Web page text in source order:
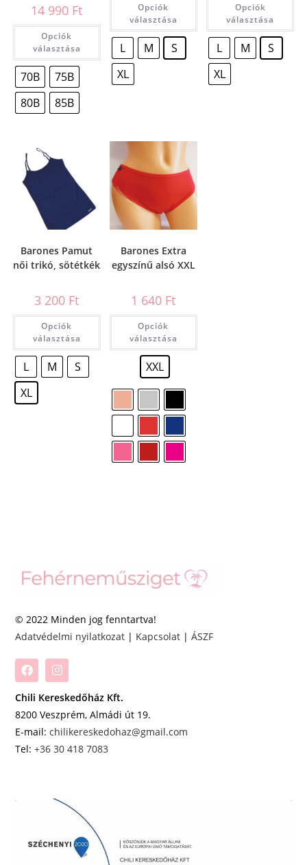
14 990 Ft
Opciók
választása
70B
75B
80B
85B
Opciók
választása
L M
S
XL
Opciók
választása
L M
S
XL
Barones Pamut
női trikó, sötétkék
3 200 Ft
Opciók
választása
L M
S
XL
Barones Extra
egyszínű alsó XXL
1 640 Ft
Opciók
választása
XXL
© 2022 Minden jog fenntartva!
Adatvédelmi nyilatkozat | Kapcsolat |ÁSZF
Chili Kereskedőház Kft.
8200 Veszprém, Almádi út 19.
E-mail:chilikereskedohaz@gmail.com
Tel:+36 30 418 7083